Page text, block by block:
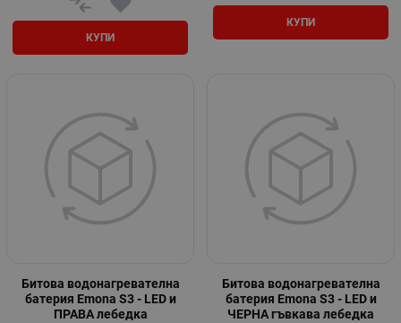
КУПИ
КУПИ
Битова водонагревателна
батерия Emona S3 - LED и
ПРАВА лебедка
Битова водонагревателна
батерия Emona S3 - LED и
ЧЕРНА гъвкава лебедка